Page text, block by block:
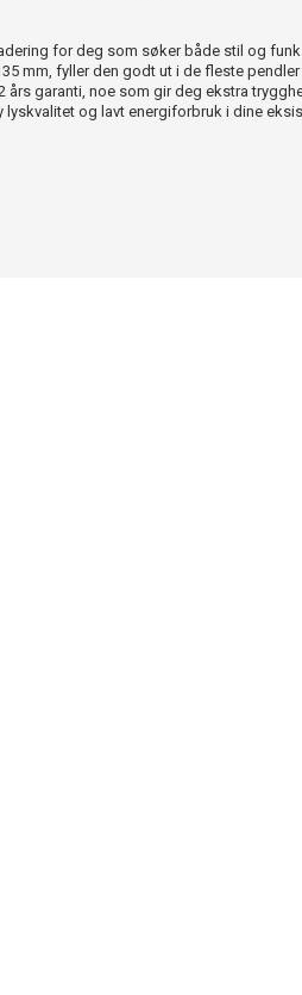
for deg som søker både stil og
mm, fyller den godt ut i de fleste
års garanti, noe som gir deg ekstra
og lavt energiforbruk i dine